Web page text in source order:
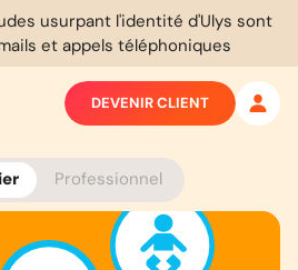
usurpant l'identité d'Ulys sont
et appels téléphoniques
Professionnel
DEVENIR CLIENT